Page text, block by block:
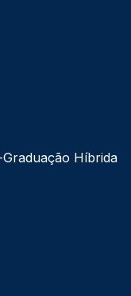
Graduação Híbrida